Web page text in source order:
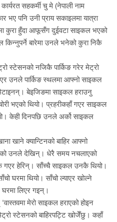
सहकर्मी चु मे (नेपाली नाम
भए पनि उनी प्राय सकाइलमा यात्रा
कुरा हुँदा आफूसँग दुईवटा साइकल भएको
बारेमा उनले भनेको कुरा निकै
स्टेसनको नजिकै पार्किङ गरेर मेट्रो
उनले पार्किङ स्थलमा आफ्नो साइकल
बेइजिङमा साइकल हराउनु
भएको थियो। प्रहरीकहाँ गएर साइकल
केही दिनपछि उनले अर्को साइकल
खाने क्यान्टिनको बाहिर आफ्नो
उनले देखिन्। धेरै समय नचलाएको
गएर हेरिन्। साँच्चै साइकल उनकै थियो।
घरमा थियो। साँचो ल्याएर खोल्ने
लिएर गइन्।
मेरो साइकल हराएको होइन
स्टेसनको बाहिरपट्टि खोजेँछु। कहाँ